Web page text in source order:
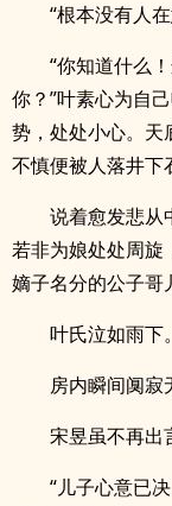
“根本没有人
“你知道什么
你？”叶素心为自
势，处处小心。天
不慎便被人落井下
说着愈发悲从
若非为娘处处周旋
嫡子名分的公子哥
叶氏泣如雨下。
房内瞬间阒寂
宋昱虽不再出
“儿子心意已